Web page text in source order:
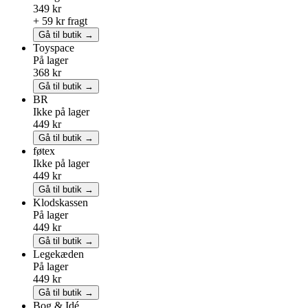
349 kr
+ 59 kr fragt
Gå til butik →
Toyspace
På lager
368 kr
Gå til butik →
BR
Ikke på lager
449 kr
Gå til butik →
føtex
Ikke på lager
449 kr
Gå til butik →
Klodskassen
På lager
449 kr
Gå til butik →
Legekæden
På lager
449 kr
Gå til butik →
Bog & Idé